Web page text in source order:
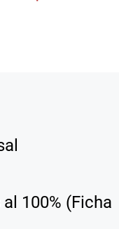
100% (Ficha